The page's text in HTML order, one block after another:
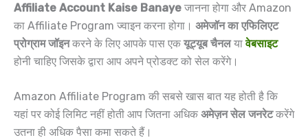
Affiliate Account Kaise Banaye जानना होगा और Amazon
का Affiliate Program ज्वाइन करना होगा। अमेजॉन का एफिलिएट
प्रोग्राम जॉइनकरने के लिए आपके पास एक यूट्यूब चैनलयावेबसाइट
होनी चाहिए जिसके द्वारा आप अपने प्रोडक्ट को सेल करेंगे।
Amazon Affiliate Program की सबसे खास बात यह होती है कि
यहां पर कोई लिमिट नहीं होती आप जितना अधिक अमेज़न सेल जनरेटकरेंगे
उतना ही अधिक पैसा कमा सकते हैं।